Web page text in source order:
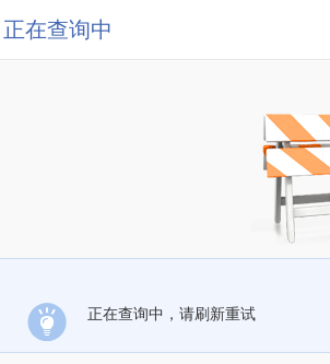
正在查询中
正在查询中，请刷新重试